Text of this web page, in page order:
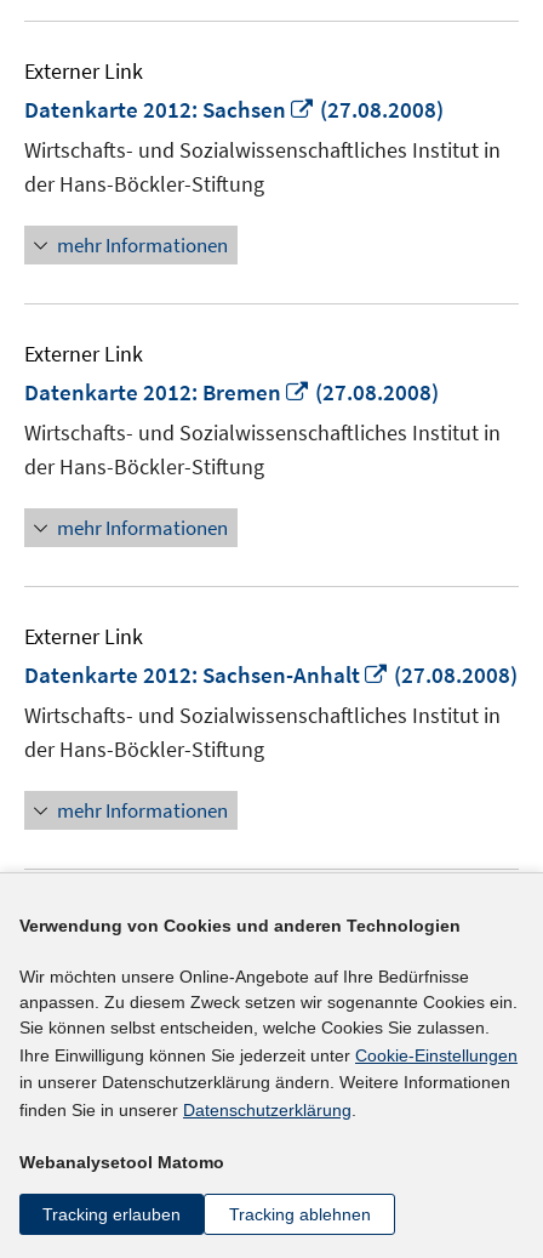
Externer Link
Datenkarte 2012: Sachsen
In
neuem
Fenster
(27.08.2008)
Wirtschafts- und Sozialwissenschaftliches Institut in
der Hans-Böckler-Stiftung
mehr Informationen
Externer Link
Datenkarte 2012: Bremen
In
neuem
Fenster
(27.08.2008)
Wirtschafts- und Sozialwissenschaftliches Institut in
der Hans-Böckler-Stiftung
mehr Informationen
Externer Link
Datenkarte 2012: Sachsen-Anhalt
In
neuem
Fenster
(27.08.2008)
Wirtschafts- und Sozialwissenschaftliches Institut in
der Hans-Böckler-Stiftung
mehr Informationen
Externer Link
neuem
Fenster
öffnen
Wirtschafts- und Sozialwissenschaftliches Institut in
der Hans-Böckler-Stiftung
mehr Informationen
Externer Link
Datenkarte 2012: Rheinland-Pfalz
In(27.08.2008)
Verwendung von Cookies und anderen Technologien
Wir möchten unsere Online-Angebote auf Ihre Bedürfnisse
anpassen. Zu diesem Zweck setzen wir sogenannte Cookies ein.
Sie können selbst entscheiden, welche Cookies Sie zulassen.
Ihre Einwilligung können Sie jederzeit unter Cookie-Einstellungen
in unserer Datenschutzerklärung ändern. Weitere Informationen
finden Sie in unserer Datenschutzerklärung.
Webanalysetool Matomo
Tracking erlauben Tracking ablehnen